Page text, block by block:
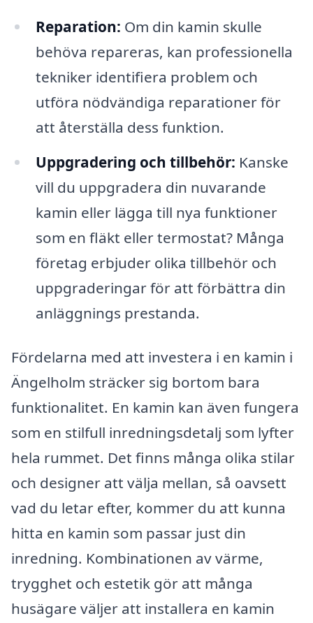
Reparation: Om din kamin skulle
behöva repareras, kan professionella
tekniker identifiera problem och
utföra nödvändiga reparationer för
att återställa dess funktion.
Uppgradering och tillbehör: Kanske
vill du uppgradera din nuvarande
kamin eller lägga till nya funktioner
som en fläkt eller termostat? Många
företag erbjuder olika tillbehör och
uppgraderingar för att förbättra din
anläggnings prestanda.
Fördelarna med att investera i en kamin i
Ängelholm sträcker sig bortom bara
funktionalitet. En kamin kan även fungera
som en stilfull inredningsdetalj som lyfter
hela rummet. Det finns många olika stilar
och designer att välja mellan, så oavsett
vad du letar efter, kommer du att kunna
hitta en kamin som passar just din
inredning. Kombinationen av värme,
trygghet och estetik gör att många
husägare väljer att installera en kamin